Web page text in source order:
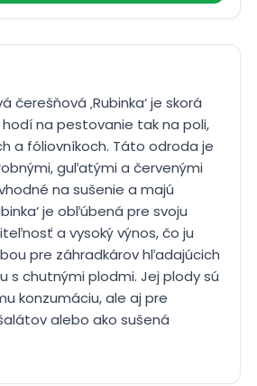
čerešňová ‚Rubinka‘ je skorá
na pestovanie tak na poli,
a fóliovníkoch. Táto odroda je
guľatými a červenými
na sušenie a majú
je obľúbená pre svoju
a vysoký výnos, čo ju
pre záhradkárov hľadajúcich
s chutnými plodmi. Jej plody sú
konzumáciu, ale aj pre
alebo ako sušená